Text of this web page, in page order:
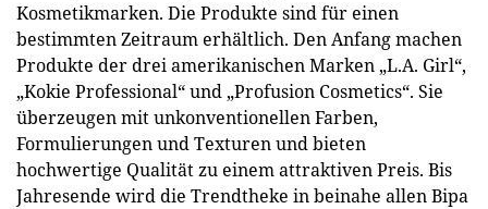
Kosmetikmarken. Die Produkte sind für einen
bestimmten Zeitraum erhältlich. Den Anfang machen
Produkte der drei amerikanischen Marken „L.A. Girl“,
„Kokie Professional“ und „Profusion Cosmetics“. Sie
überzeugen mit unkonventionellen Farben,
Formulierungen und Texturen und bieten
hochwertige Qualität zu einem attraktiven Preis. Bis
Jahresende wird die Trendtheke in beinahe allen Bipa